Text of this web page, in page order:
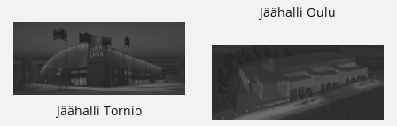
Jäähalli Oulu
Jäähalli Tornio